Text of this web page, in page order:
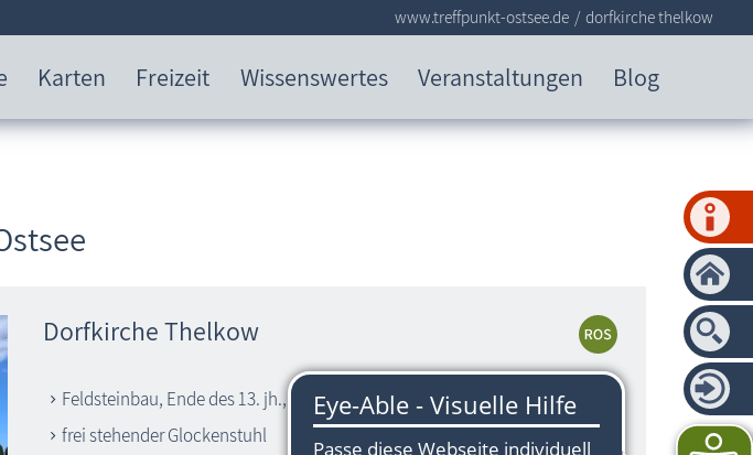
Karten Freizeit Wissenswertes Veranstaltungen Blog
www.treffpunkt-ostsee.de dorfkirche thelkow
Dorfkirche Thelkow
Feldsteinbau, Ende des 13. jh., aus Steinen der Lieper Burg
frei stehender Glockenstuhl